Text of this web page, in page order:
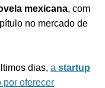
mexicana, com
no mercado de
dias, a startup
por oferecer